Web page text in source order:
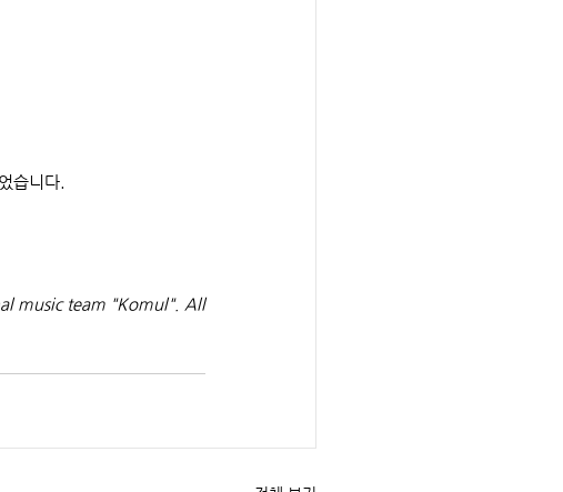
습니다.
music team "Komul". All